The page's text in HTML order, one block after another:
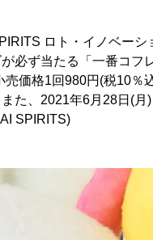
ロト・イノベー
必ず当たる「一番コ
売価格1回980円(税10％
た、2021年6月28日(
SPIRITS)